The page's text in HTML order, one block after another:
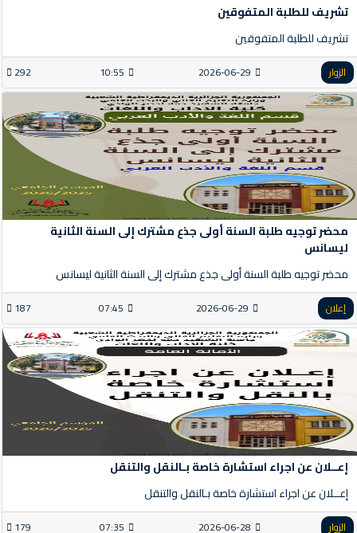
تشريف للطلبة المتفوقين
تشريف للطلبة المتفوقين
الزوار 2026-06-29
10:55
292
محضر توجيه طلبة السنة أولى جذع مشترك إلى السنة الثانية
ليسانس
محضر توجيه طلبة السنة أولى جذع مشترك إلى السنة الثانية ليسانس
إعلان 2026-06-29
07:45
187
إعــلان عن اجراء استشارة خاصة بـالنقل والتنقل
إعــلان عن اجراء استشارة خاصة بـالنقل والتنقل
الزوار 2026-06-28
07:35
179